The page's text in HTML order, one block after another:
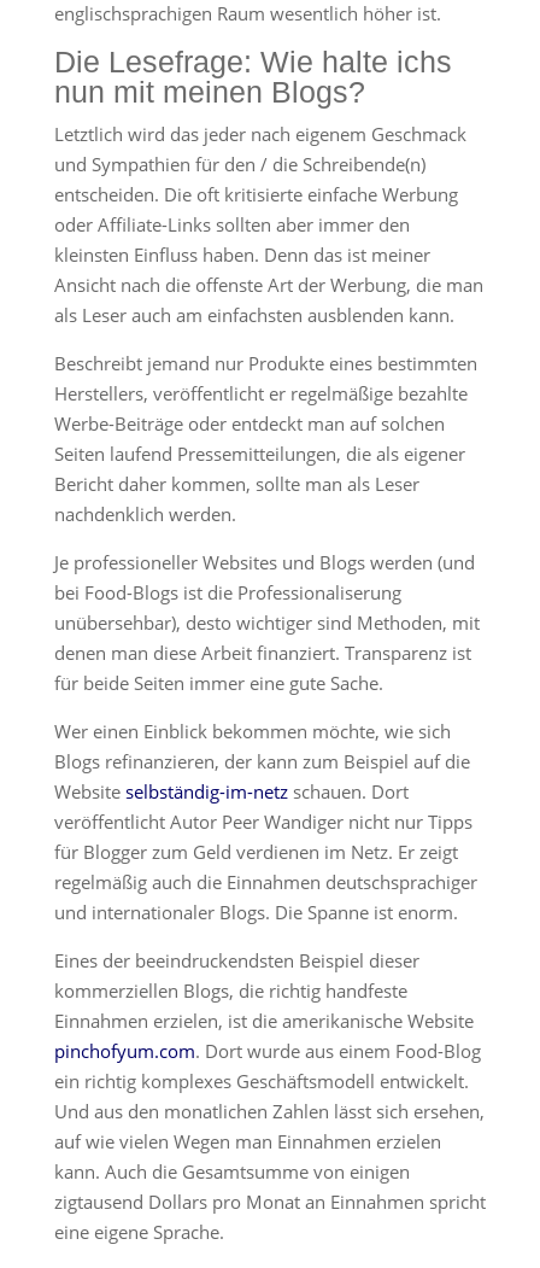
englischsprachigen Raum wesentlich höher ist.
Die Lesefrage: Wie halte ichs
nun mit meinen Blogs?
Letztlich wird das jeder nach eigenem Geschmack
und Sympathien für den / die Schreibende(n)
entscheiden. Die oft kritisierte einfache Werbung
oder Affiliate-Links sollten aber immer den
kleinsten Einfluss haben. Denn das ist meiner
Ansicht nach die offenste Art der Werbung, die man
als Leser auch am einfachsten ausblenden kann.
Beschreibt jemand nur Produkte eines bestimmten
Herstellers, veröffentlicht er regelmäßige bezahlte
Werbe-Beiträge oder entdeckt man auf solchen
Seiten laufend Pressemitteilungen, die als eigener
Bericht daher kommen, sollte man als Leser
nachdenklich werden.
Je professioneller Websites und Blogs werden (und
bei Food-Blogs ist die Professionaliserung
unübersehbar), desto wichtiger sind Methoden, mit
denen man diese Arbeit finanziert. Transparenz ist
für beide Seiten immer eine gute Sache.
Wer einen Einblick bekommen möchte, wie sich
Blogs refinanzieren, der kann zum Beispiel auf die
Website selbständig-im-netzschauen. Dort
veröffentlicht Autor Peer Wandiger nicht nur Tipps
für Blogger zum Geld verdienen im Netz. Er zeigt
regelmäßig auch die Einnahmen deutschsprachiger
und internationaler Blogs. Die Spanne ist enorm.
Eines der beeindruckendsten Beispiel dieser
kommerziellen Blogs, die richtig handfeste
Einnahmen erzielen, ist die amerikanische Website
pinchofyum.com. Dort wurde aus einem Food-Blog
ein richtig komplexes Geschäftsmodell entwickelt.
Und aus den monatlichen Zahlen lässt sich ersehen,
auf wie vielen Wegen man Einnahmen erzielen
kann. Auch die Gesamtsumme von einigen
zigtausend Dollars pro Monat an Einnahmen spricht
eine eigene Sprache.